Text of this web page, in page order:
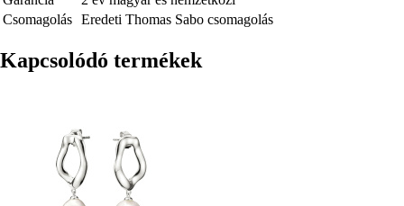
Csomagolás Eredeti Thomas Sabo csomagolás
Kapcsolódó termékek